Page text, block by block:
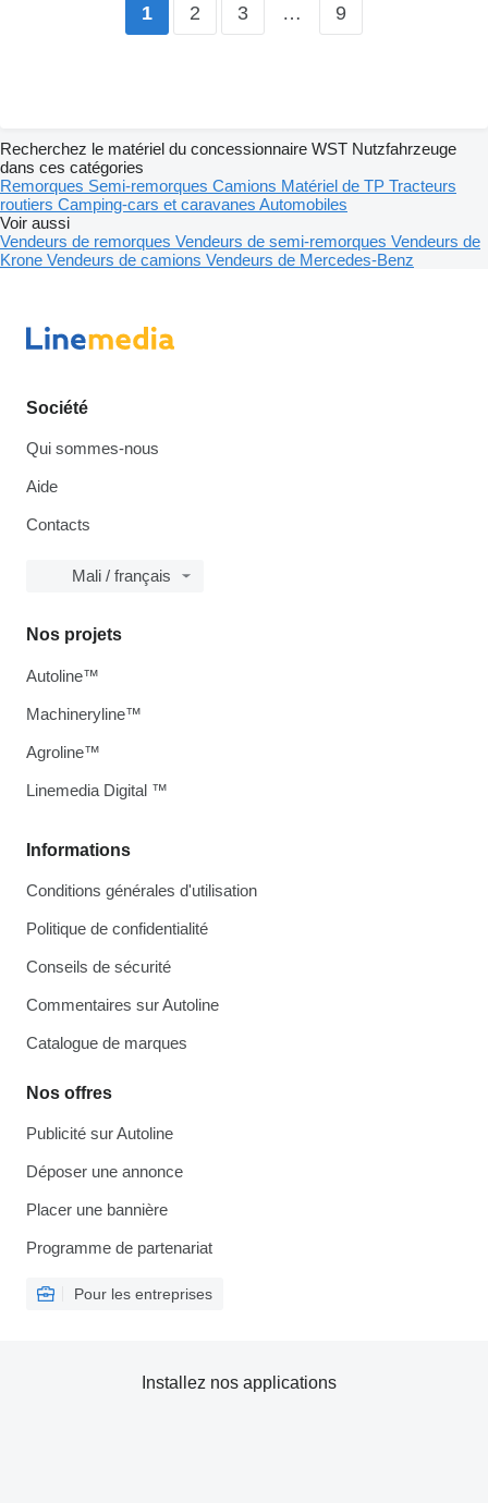
1 2 3 … 9
Recherchez le matériel du concessionnaire WST Nutzfahrzeuge
dans ces catégories
Remorques Semi-remorques Camions Matériel de TP Tracteurs
routiers Camping-cars et caravanes Automobiles
Voir aussi
Vendeurs de remorques Vendeurs de semi-remorques Vendeurs de
Krone Vendeurs de camions Vendeurs de Mercedes-Benz
Société
Qui sommes-nous
Aide
Contacts
Mali / français
Informations
Conditions générales d'utilisation
Politique de confidentialité
Conseils de sécurité
Commentaires sur Autoline
Catalogue de marques
Nos offres
Publicité sur Autoline
Déposer une annonce
Placer une bannière
Programme de partenariat
Pour les entreprises
Nos projets
Autoline™
Machineryline™
Agroline™
Linemedia Digital ™
Installez nos applications